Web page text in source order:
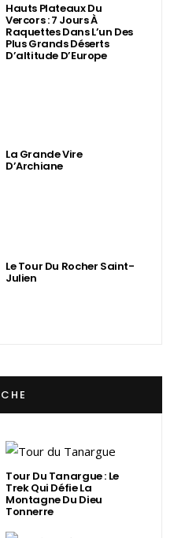
Hauts Plateaux Du
Vercors : 7 Jours À
Raquettes Dans L’un Des
Plus Grands Déserts
D’altitude D’Europe
La Grande Vire
D’Archiane
Le Tour Du Rocher Saint-
Julien
Tour Du Tanargue : Le
Trek Qui Défie La
Montagne Du Dieu
Tonnerre